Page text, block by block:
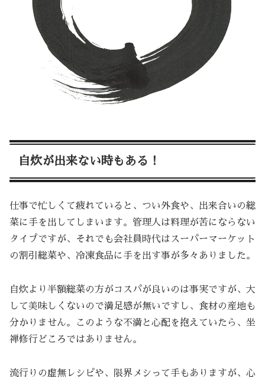
自炊が出来ない時もある！
仕事で忙しくて疲れていると、つい外食や、出来合いの総
菜に手を出してしまいます。管理人は料理が苦にならない
タイプですが、それでも会社員時代はスーパーマーケット
の割引総菜や、冷凍食品に手を出す事が多々ありました。
自炊より半額総菜の方がコスパが良いのは事実ですが、大
して美味しくないので満足感が無いですし、食材の産地も
分かりません。このような不満と心配を抱えていたら、坐
禅修行どころではありません。
流行りの虚無レシピや、限界メシって手もありますが、心